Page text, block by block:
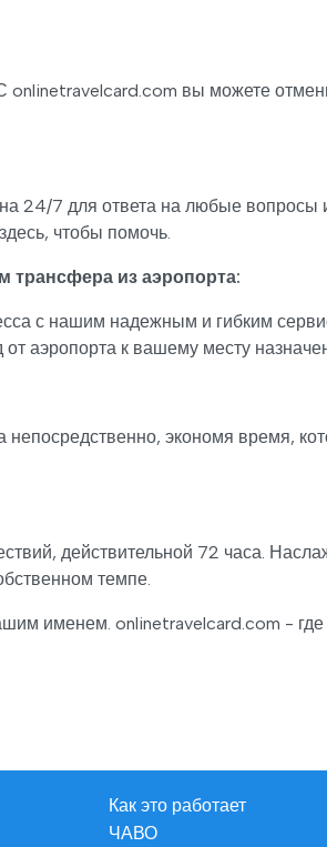
вы можете
24/7 для ответа на любые
чтобы помочь.
трансфера из аэропорта:
с нашим надежным и гибким
аэропорта к вашему месту
экономя время,
действительной 72 часа.
темпе.
именем. onlinetravelcard.com - где
Как это работает
ЧАВО